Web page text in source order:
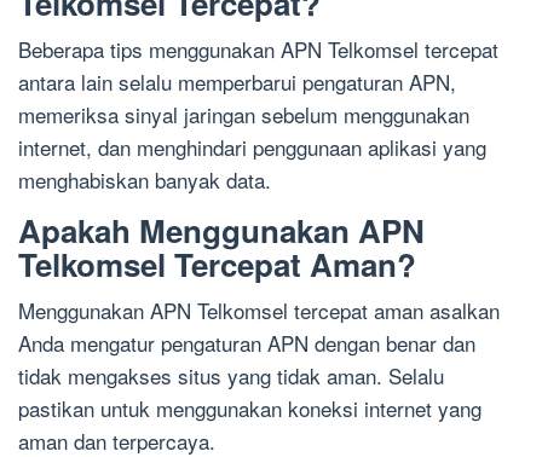
Beberapa tips menggunakan APN Telkomsel tercepat
antara lain selalu memperbarui pengaturan APN,
memeriksa sinyal jaringan sebelum menggunakan
internet, dan menghindari penggunaan aplikasi yang
menghabiskan banyak data.
Apakah Menggunakan APN
Telkomsel Tercepat Aman?
Menggunakan APN Telkomsel tercepat aman asalkan
Anda mengatur pengaturan APN dengan benar dan
tidak mengakses situs yang tidak aman. Selalu
pastikan untuk menggunakan koneksi internet yang
aman dan terpercaya.